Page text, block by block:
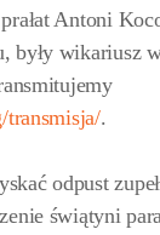
Antoni
były wikariusz
transmisja/.
odpust
świątyni